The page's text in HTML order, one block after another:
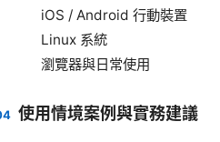
iOS / Android 行動裝置
Linux 系統
瀏覽器與日常使用
使用情境案例與實務建議